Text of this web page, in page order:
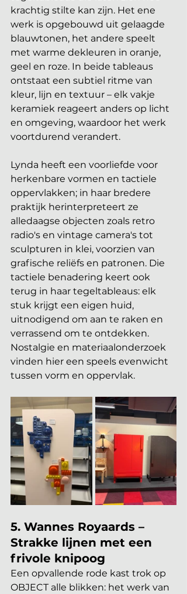
krachtig stilte kan zijn. Het ene
werk is opgebouwd uit gelaagde
blauwtonen, het andere speelt
met warme dekleuren in oranje,
geel en roze. In beide tableaus
ontstaat een subtiel ritme van
kleur, lijn en textuur – elk vakje
keramiek reageert anders op licht
en omgeving, waardoor het werk
voortdurend verandert.
Lynda heeft een voorliefde voor
herkenbare vormen en tactiele
oppervlakken; in haar bredere
praktijk herinterpreteert ze
alledaagse objecten zoals retro
radio's en vintage camera's tot
sculpturen in klei, voorzien van
grafische reliëfs en patronen. Die
tactiele benadering keert ook
terug in haar tegeltableaus: elk
stuk krijgt een eigen huid,
uitnodigend om aan te raken en
verrassend om te ontdekken.
Nostalgie en materiaalonderzoek
vinden hier een speels evenwicht
tussen vorm en oppervlak.
5. Wannes Royaards –
Strakke lijnen met een
frivole knipoog
Een opvallende rode kast trok op
OBJECT alle blikken: het werk van